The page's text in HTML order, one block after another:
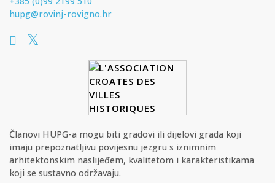
hupg@rovinj-rovigno.hr
Članovi HUPG-a mogu biti gradovi ili dijelovi grada koji
imaju prepoznatljivu povijesnu jezgru s iznimnim
arhitektonskim naslijeđem, kvalitetom i karakteristikama
koji se sustavno održavaju.